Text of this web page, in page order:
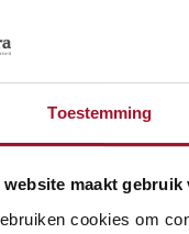
Toestemming
website maakt gebruik
cookies om
aan uw oldtimer
(auto/